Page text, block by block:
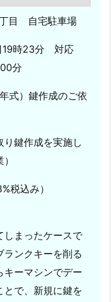
目 自宅駐車場
19時23分 対応
分
式）鍵作成のご依
鍵作成を実施し
税込み）
しまったケースで
ランクキーを削る
キーマシンでデー
とで、新規に鍵を